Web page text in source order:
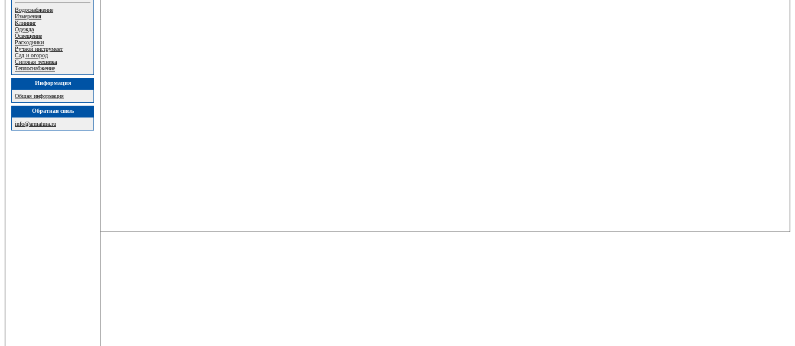
Водоснабжение
Измерения
Клининг
Одежда
Освещение
Расходники
Ручной инструмент
Сад и огород
Силовая техника
Теплоснабжение
Информация
Общая информация
Обратная связь
info@armatura.ru